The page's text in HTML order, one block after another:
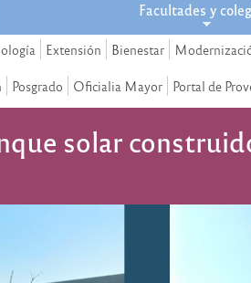
Facultades y
Extensión Bienestar
Posgrado Oficialia Mayor Portal de
solar